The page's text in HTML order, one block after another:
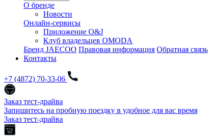
О бренде
Новости
Онлайн-сервисы
Приложение O&J
Клуб владельцев OMODA
Бренд JAECOO Правовая информация Обратная связь
Контакты
+7 (4872) 70-33-06
Заказ тест-драйва
Запишитесь на пробную поездку в удобное для вас время
Заказ тест-драйва